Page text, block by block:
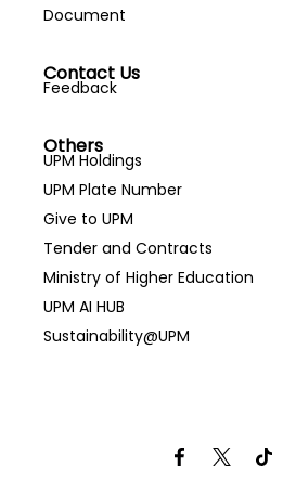
Document
Contact Us
Feedback
Others
UPM Holdings
UPM Plate Number
Give to UPM
Tender and Contracts
Ministry of Higher Education
UPM AI HUB
Sustainability@UPM